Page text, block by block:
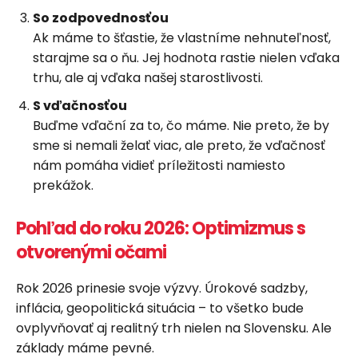
So zodpovednosťou
Ak máme to šťastie, že vlastníme nehnuteľnosť,
starajme sa o ňu. Jej hodnota rastie nielen vďaka
trhu, ale aj vďaka našej starostlivosti.
S vďačnosťou
Buďme vďační za to, čo máme. Nie preto, že by
sme si nemali želať viac, ale preto, že vďačnosť
nám pomáha vidieť príležitosti namiesto
prekážok.
Pohľad do roku 2026: Optimizmus s
otvorenými očami
Rok 2026 prinesie svoje výzvy. Úrokové sadzby,
inflácia, geopolitická situácia – to všetko bude
ovplyvňovať aj realitný trh nielen na Slovensku. Ale
základy máme pevné.